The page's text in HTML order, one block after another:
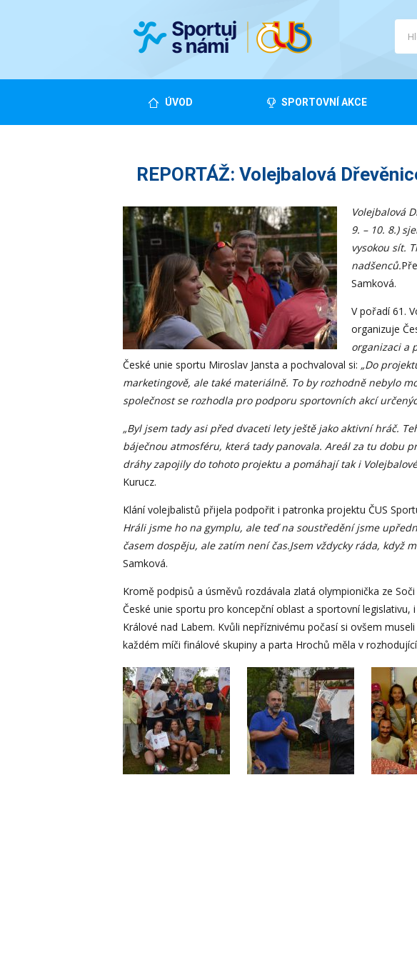
ÚVOD SPORTOVNÍ AKCE
REPORTÁŽ: Volejbalová
Volejbalová
9. – 10. 8.)
vysokou sít.
nadšenců.
Samková.
V pořadí 61.
organizuje
organizaci a
České unie sportu Miroslav Jansta a pochvaloval si: „Do
marketingově, ale také materiálně. To by rozhodně nebylo
společnost se rozhodla pro podporu sportovních akcí
„Byl jsem tady asi před dvaceti lety ještě jako aktivní hráč.
báječnou atmosféru, která tady panovala. Areál za tu dobu
dráhy zapojily do tohoto projektu a pomáhají tak i
Kurucz.
Klání volejbalistů přijela podpořit i patronka projektu ČUS
Hráli jsme ho na gymplu, ale teď na soustředění jsme
časem dospěju, ale zatím není čas.Jsem vždycky ráda, když
Samková.
Kromě podpisů a úsměvů rozdávala zlatá olympionička ze
České unie sportu pro koncepční oblast a sportovní
Králové nad Labem. Kvůli nepříznivému počasí si ovšem
každém míči finálové skupiny a parta Hrochů měla v